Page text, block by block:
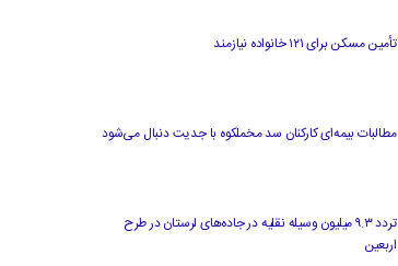
تأمین مسکن برای ۱۲۱ خانواده نیازمند
مطالبات بیمه‌ای کارکنان سد مخملکوه با جدیت دنبال می‌شود
تردد ۹.۳ میلیون وسیله نقلیه در جاده‌های لرستان در طرح
اربعین